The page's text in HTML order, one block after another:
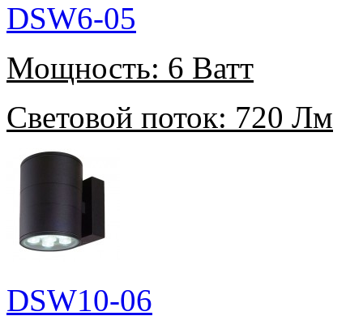
DSW6-05
Мощность: 6 Ватт
Световой поток: 720 Лм
DSW10-06